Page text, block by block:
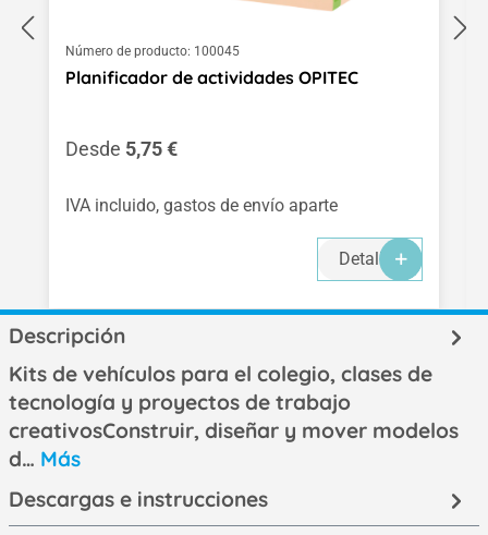
Número de producto: 100045
Planificador de actividades OPITEC
Precio normal:
Desde 5,75 €
IVA incluido, gastos de envío aparte
Detalles
Descripción
Kits de vehículos para el colegio, clases de
tecnología y proyectos de trabajo
creativosConstruir, diseñar y mover modelos
d… Más
Descargas e instrucciones